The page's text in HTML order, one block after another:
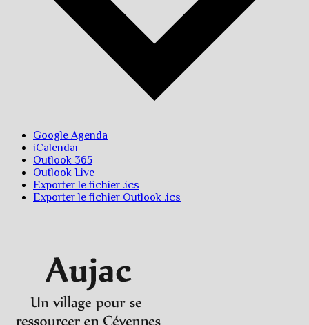
Google Agenda
iCalendar
Outlook 365
Outlook Live
Exporter le fichier .ics
Exporter le fichier Outlook .ics